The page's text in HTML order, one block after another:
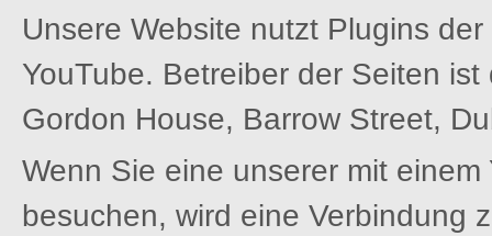
Unsere Website nutzt Plugins
YouTube. Betreiber der Seiten
Gordon House, Barrow Street,
Wenn Sie eine unserer mit
besuchen, wird eine Verbindung